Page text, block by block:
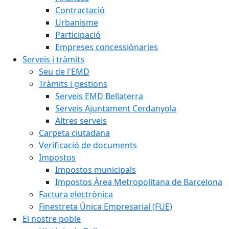
Contractació
Urbanisme
Participació
Empreses concessiònaries
Serveis i tràmits
Seu de l'EMD
Tràmits i gestions
Serveis EMD Bellaterra
Serveis Ajuntament Cerdanyola
Altres serveis
Carpeta ciutadana
Verificació de documents
Impostos
Impostos municipals
Impostos Àrea Metropolitana de Barcelona
Factura electrònica
Finestreta Única Empresarial (FUE)
El nostre poble